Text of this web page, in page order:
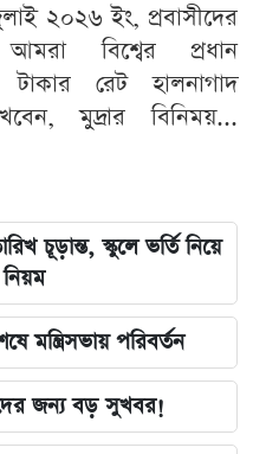
২০২৬ ইং, প্রবাসীদের
আমরা বিশ্বের প্রধান
রেট হালনাগাদ
মুদ্রার বিনিময়...
স্কুলে ভর্তি নিয়ে
মন্ত্রিসভায় পরিবর্তন
জন্য বড় সুখবর!